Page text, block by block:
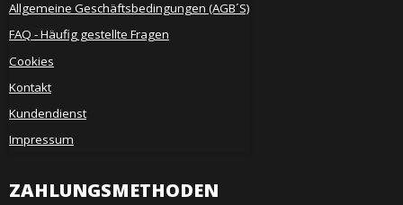
Allgemeine Geschäftsbedingungen (AGB´S)
FAQ - Häufig gestellte Fragen
Cookies
Kontakt
Kundendienst
Impressum
ZAHLUNGSMETHODEN